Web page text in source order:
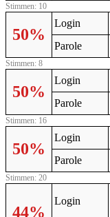
Stimmen: 10
50%
Login
Parole
Stimmen: 8
50%
Login
Parole
Stimmen: 16
50%
Login
Parole
Stimmen: 20
44%
Login